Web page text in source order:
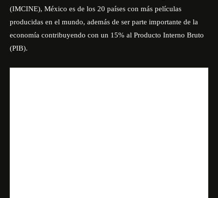
(IMCINE), México es de los 20 países con más películas
producidas en el mundo, además de ser parte importante de la
economía contribuyendo con un 15% al Producto Interno Bruto
(PIB).